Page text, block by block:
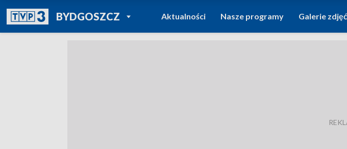
BYDGOSZCZPOWRÓT DO
TVP REGIONY
Aktualności Nasze programy Galerie zdjęć